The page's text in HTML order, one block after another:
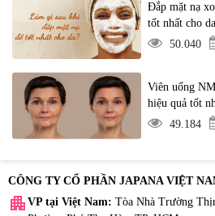
Đắp mặt nạ
tốt nhất cho
50.040
Viên uống
hiệu quả tốt
49.184
CÔNG TY CỔ PHẦN JAPANA VIỆT
apartment VP tại Việt Nam: Tòa Nhà Trường